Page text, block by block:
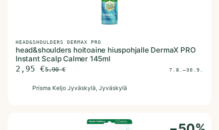
HEAD&SHOULDERS DERMAX PRO
head&shoulders hoitoaine hiuspohjalle DermaX PRO
Instant Scalp Calmer 145ml
2,95 €5,90€ 7.8.–30.9.
Prisma Keljo Jyväskylä, Jyväskylä